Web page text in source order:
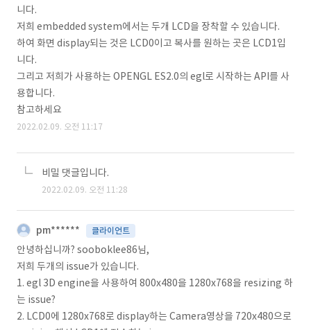
니다.
저희 embedded system에서는 두개 LCD을 장착할 수 있습니다.
하여 화면 display되는 것은 LCD0이고 복사를 원하는 곳은 LCD1입
니다.
그리고 저희가 사용하는 OPENGL ES2.0의 egl로 시작하는 API를 사
용합니다.
참고하세요
2022.02.09. 오전 11:17
비밀 댓글입니다.
2022.02.09. 오전 11:28
pm****** 클라이언트
안녕하십니까? sooboklee86님,
저희 두개의 issue가 있습니다.
1. egl 3D engine을 사용하여 800x480을 1280x768을 resizing 하
는 issue?
2. LCD0에 1280x768로 display하는 Camera영상을 720x480으로